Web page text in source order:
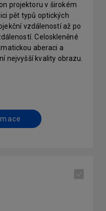
projektoru v širokém
pět typů optických
vzdáleností až po
Celoskleněné
aberaci a
nejvyšší kvality obrazu.
jsou celoskleněné